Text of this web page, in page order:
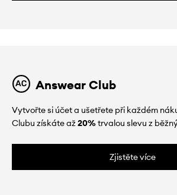
Answear Club
Vytvořte si účet a ušetřete při každém
Clubu získáte až20%trvalou slevu z
Zjistěte více